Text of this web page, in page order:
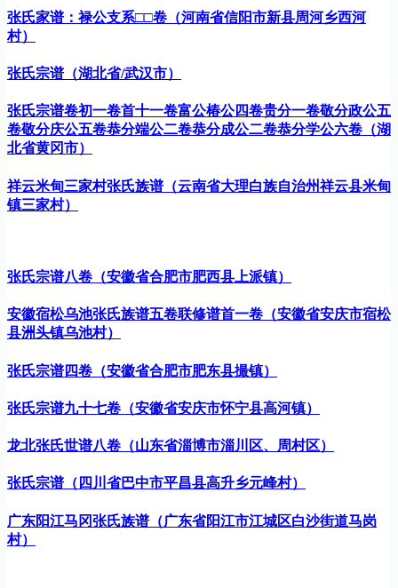
张氏家谱：禄公支系□□卷（河南省信阳市新县周河乡西河
村）
张氏宗谱（湖北省/武汉市）
张氏宗谱卷初一卷首十一卷富公椿公四卷贵分一卷敬分政公五
卷敬分庆公五卷恭分端公二卷恭分成公二卷恭分学公六卷（湖
北省黄冈市）
祥云米甸三家村张氏族谱（云南省大理白族自治州祥云县米甸
镇三家村）
张氏宗谱八卷（安徽省合肥市肥西县上派镇）
安徽宿松乌池张氏族谱五卷联修谱首一卷（安徽省安庆市宿松
县洲头镇乌池村）
张氏宗谱四卷（安徽省合肥市肥东县撮镇）
张氏宗谱九十七卷（安徽省安庆市怀宁县高河镇）
龙北张氏世谱八卷（山东省淄博市淄川区、周村区）
张氏宗谱（四川省巴中市平昌县高升乡元峰村）
广东阳江马冈张氏族谱（广东省阳江市江城区白沙街道马岗
村）